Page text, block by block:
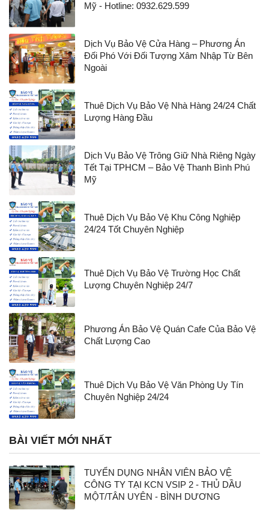
Mỹ - Hotline: 0932.629.599
Dịch Vụ Bảo Vệ Cửa Hàng – Phương Án
Đối Phó Với Đối Tượng Xâm Nhập Từ Bên
Ngoài
Thuê Dịch Vụ Bảo Vệ Nhà Hàng 24/24 Chất
Lượng Hàng Đầu
Dịch Vụ Bảo Vệ Trông Giữ Nhà Riêng Ngày
Tết Tại TPHCM – Bảo Vệ Thanh Bình Phú
Mỹ
Thuê Dịch Vụ Bảo Vệ Khu Công Nghiệp
24/24 Tốt Chuyên Nghiệp
Thuê Dịch Vụ Bảo Vệ Trường Học Chất
Lượng Chuyên Nghiệp 24/7
Phương Án Bảo Vệ Quán Cafe Của Bảo Vệ
Chất Lượng Cao
Thuê Dịch Vụ Bảo Vệ Văn Phòng Uy Tín
Chuyên Nghiệp 24/24
BÀI VIẾT MỚI NHẤT
TUYỂN DỤNG NHÂN VIÊN BẢO VỆ
CÔNG TY TẠI KCN VSIP 2 - THỦ DẦU
MỘT/TÂN UYÊN - BÌNH DƯƠNG